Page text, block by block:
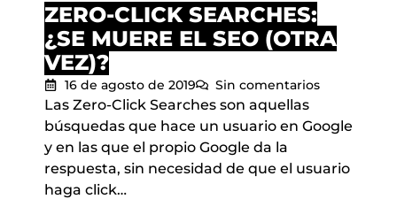
ZERO-CLICK SEARCHES:
¿SE MUERE EL SEO (OTRA
VEZ)?
16 de agosto de 2019 Sin comentarios
Las Zero-Click Searches son aquellas
búsquedas que hace un usuario en Google
y en las que el propio Google da la
respuesta, sin necesidad de que el usuario
haga click…